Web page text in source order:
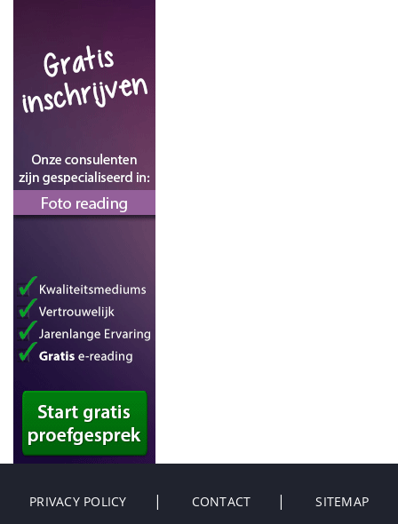
PRIVACY POLICY CONTACT SITEMAP